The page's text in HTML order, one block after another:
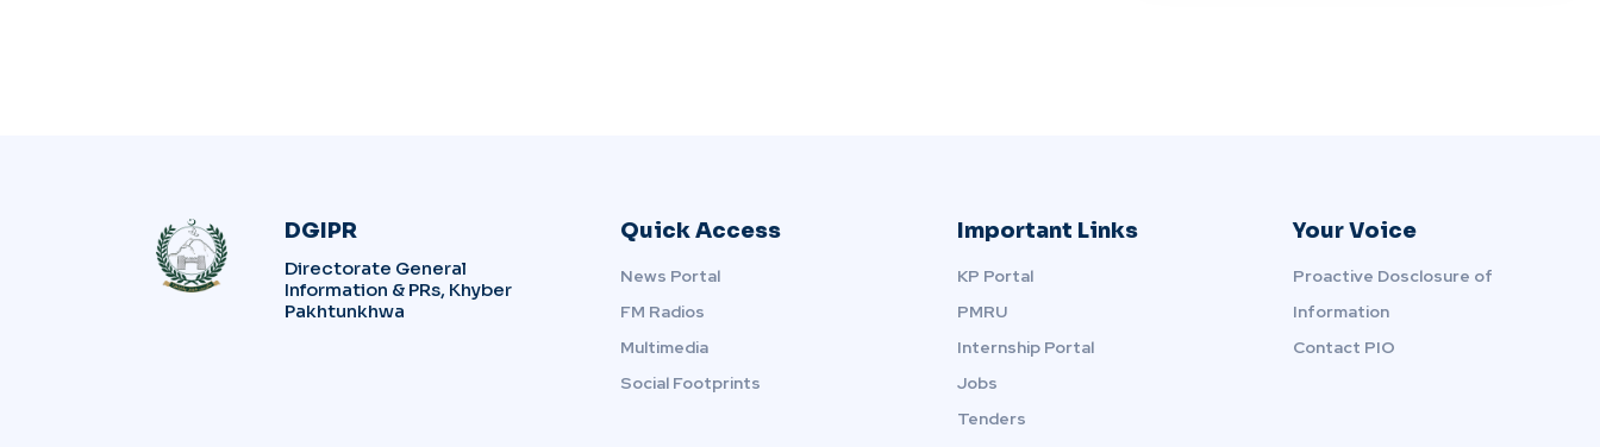
DGIPR
Directorate General
Information & PRs, Khyber
Pakhtunkhwa
Quick Access
News Portal
FM Radios
Multimedia
Social Footprints
Important Links
KP Portal
PMRU
Internship Portal
Jobs
Tenders
Your Voice
Proactive Dosclosure of
Information
Contact PIO